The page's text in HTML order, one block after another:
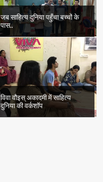
जब साहित्य दुनिया पहुँचा बच्चों के
पास..
विवा वौइस् अकादमी में साहित्य
दुनिया की वर्कशॉप